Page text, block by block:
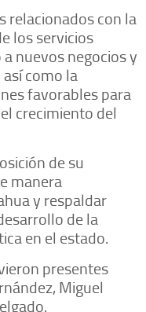
relacionados con la
los servicios
nuevos negocios y
como la
favorables para
crecimiento del
de su
manera
y respaldar
de la
en el estado.
presentes
Miguel